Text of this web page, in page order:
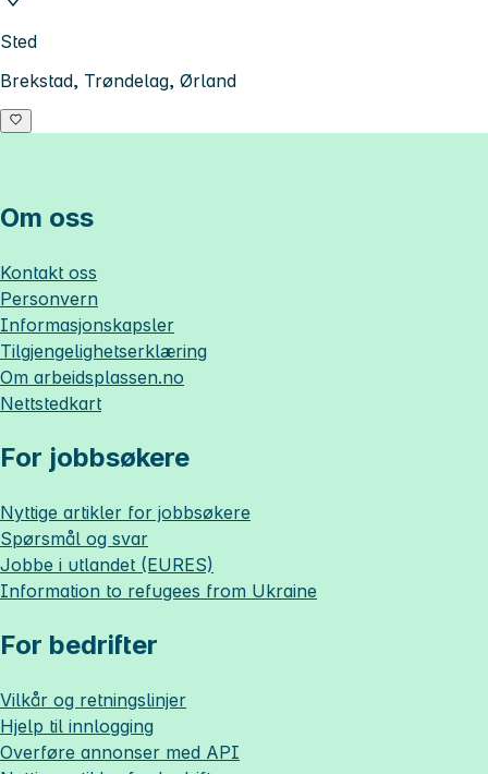
Sted
Brekstad, Trøndelag, Ørland
Om oss
Kontakt oss
Personvern
Informasjonskapsler
Tilgjengelighetserklæring
Om arbeidsplassen.no
Nettstedkart
For jobbsøkere
Nyttige artikler for jobbsøkere
Spørsmål og svar
Jobbe i utlandet (EURES)
Information to refugees from Ukraine
For bedrifter
Vilkår og retningslinjer
Hjelp til innlogging
Overføre annonser med API